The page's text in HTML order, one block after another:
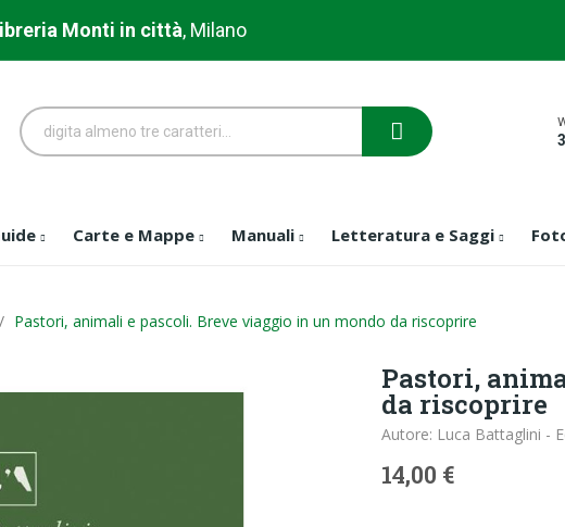
Monti in città, Milano
Carte e Mappe Manuali Letteratura e Saggi
Pastori, animali e pascoli. Breve viaggio in un mondo da riscoprire
Pastori,
da riscoprire
Autore: Luca Battaglini -
14,00 €